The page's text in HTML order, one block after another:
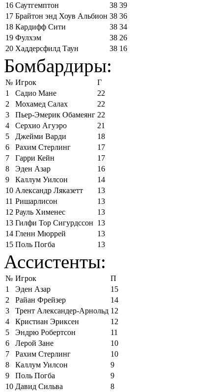
16 Саутгемптон 38 39
17 Брайтон энд Хоув Альбион 38 36
18 Кардифф Сити 38 34
19 Фулхэм 38 26
20 Хаддерсфилд Таун 38 16
Бомбардиры:
№ Игрок
Г
1
Садио Мане
22
2
Мохамед Салах
22
3
Пьер-Эмерик Обамеянг 22
4
Серхио Агуэро
21
5
Джейми Варди
18
6
Рахим Стерлинг
17
7
Гарри Кейн
17
8
Эден Азар
16
9
Каллум Уилсон
14
10 Александр Ляказетт
13
11 Ришарлисон
13
12 Рауль Хименес
13
13 Гилфи Тор Сигурдссон 13
14 Гленн Мюррей
13
15 Поль Погба 13
Ассистенты:
№ Игрок
П
1
Эден Азар
15
2
Райан Фрейзер
14
3
Трент Александер-Арнольд 12
4
Кристиан Эриксен
12
5
Эндрю Робертсон
11
6
Лерой Зане
10
7
Рахим Стерлинг
10
8
Каллум Уилсон
9
9
Поль Погба
9
10 Давид Сильва
8